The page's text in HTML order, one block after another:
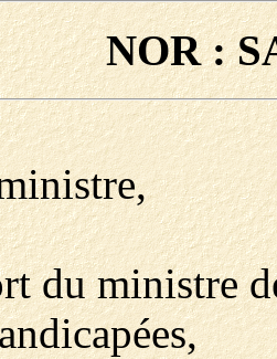
NOR :
du ministre